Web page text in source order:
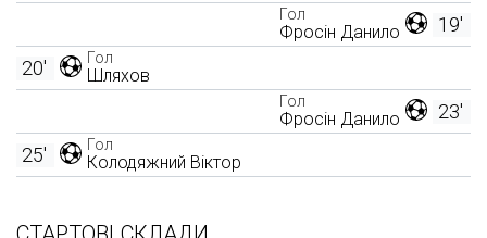
19'
Гол
Фросін Данило
Гол
Шляхов
20'
23'
Гол
Фросін Данило
Гол
Колодяжний Віктор
25'